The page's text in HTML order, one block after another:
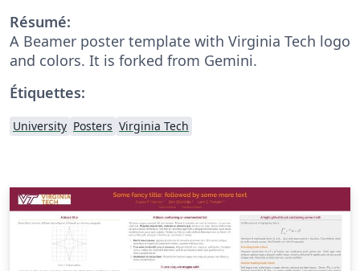
Résumé:
A Beamer poster template with Virginia Tech logo
and colors. It is forked from Gemini.
Étiquettes:
University Posters Virginia Tech